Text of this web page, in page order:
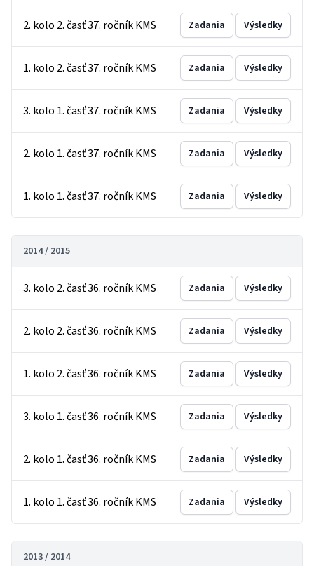
2. kolo 2. časť 37. ročník KMS Zadania Výsledky
1. kolo 2. časť 37. ročník KMS Zadania Výsledky
3. kolo 1. časť 37. ročník KMS Zadania Výsledky
2. kolo 1. časť 37. ročník KMS Zadania Výsledky
1. kolo 1. časť 37. ročník KMS Zadania Výsledky
2014 / 2015
3. kolo 2. časť 36. ročník KMS Zadania Výsledky
2. kolo 2. časť 36. ročník KMS Zadania Výsledky
1. kolo 2. časť 36. ročník KMS Zadania Výsledky
3. kolo 1. časť 36. ročník KMS Zadania Výsledky
2. kolo 1. časť 36. ročník KMS Zadania Výsledky
1. kolo 1. časť 36. ročník KMS Zadania Výsledky
2013 / 2014